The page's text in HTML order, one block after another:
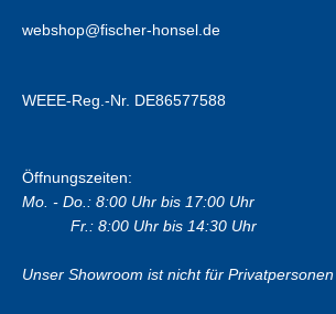
webshop@fischer-honsel.de
WEEE-Reg.-Nr. DE86577588
Öffnungszeiten:
Mo. - Do.: 8:00 Uhr bis 17:00 Uhr
Fr.: 8:00 Uhr bis 14:30 Uhr
Unser Showroom ist nicht für Privatpersonen